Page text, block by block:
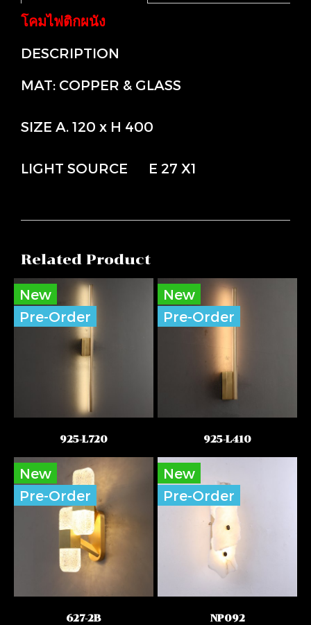
โคมไฟติกผนัง
DESCRIPTION
MAT: COPPER & GLASS
SIZE A. 120 x H 400
LIGHT SOURCE E 27 X1
Related Product
New
Pre-Order
925-L720
New
Pre-Order
925-L410
New
Pre-Order
627-2B
New
Pre-Order
NP092